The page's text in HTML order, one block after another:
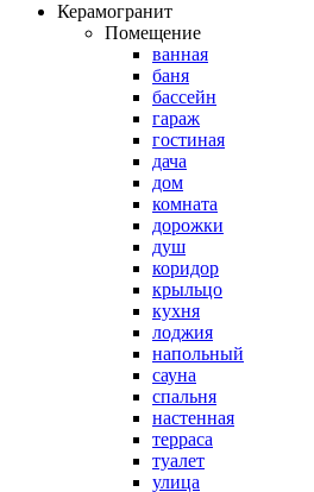
Керамогранит
Помещение
ванная
баня
бассейн
гараж
гостиная
дача
дом
комната
дорожки
душ
коридор
крыльцо
кухня
лоджия
напольный
сауна
спальня
настенная
терраса
туалет
улица